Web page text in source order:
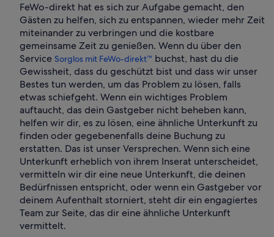
FeWo-direkt hat es sich zur Aufgabe gemacht, den
Gästen zu helfen, sich zu entspannen, wieder mehr Zeit
miteinander zu verbringen und die kostbare
gemeinsame Zeit zu genießen. Wenn du über den
Service Sorglos mit FeWo-direkt™ buchst, hast du die
Gewissheit, dass du geschützt bist und dass wir unser
Bestes tun werden, um das Problem zu lösen, falls
etwas schiefgeht. Wenn ein wichtiges Problem
auftaucht, das dein Gastgeber nicht beheben kann,
helfen wir dir, es zu lösen, eine ähnliche Unterkunft zu
finden oder gegebenenfalls deine Buchung zu
erstatten. Das ist unser Versprechen. Wenn sich eine
Unterkunft erheblich von ihrem Inserat unterscheidet,
vermitteln wir dir eine neue Unterkunft, die deinen
Bedürfnissen entspricht, oder wenn ein Gastgeber vor
deinem Aufenthalt storniert, steht dir ein engagiertes
Team zur Seite, das dir eine ähnliche Unterkunft
vermittelt.